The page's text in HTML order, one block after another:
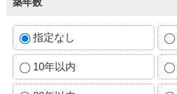
築年数
指定なし
10年以内